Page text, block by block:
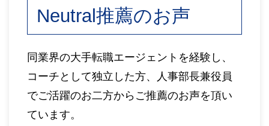
Neutral推薦のお声
同業界の大手転職エージェントを経験し、
コーチとして独立した方、人事部長兼役員
でご活躍のお二方からご推薦のお声を頂い
ています。